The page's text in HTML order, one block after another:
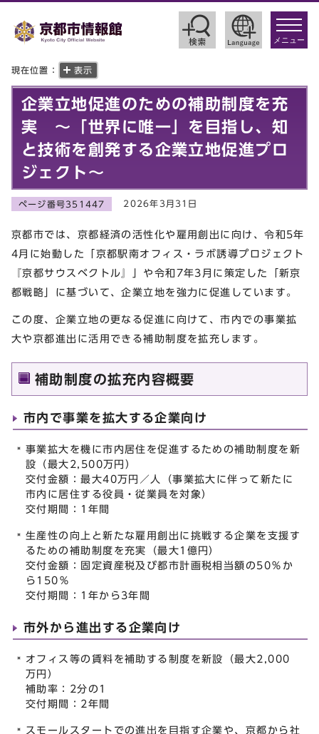
toggle
メニュー
現在位置： 表示
企業立地促進のための補助制度を充
実 ～「世界に唯一」を目指し、知
と技術を創発する企業立地促進プロ
ジェクト～
ページ番号351447 2026年3月31日
京都市では、京都経済の活性化や雇用創出に向け、令和5年
4月に始動した「京都駅南オフィス・ラボ誘導プロジェクト
『京都サウスベクトル』」や令和7年3月に策定した「新京
都戦略」に基づいて、企業立地を強力に促進しています。
この度、企業立地の更なる促進に向けて、市内での事業拡
大や京都進出に活用できる補助制度を拡充します。
補助制度の拡充内容概要
市内で事業を拡大する企業向け
事業拡大を機に市内居住を促進するための補助制度を新
設（最大2,500万円）
交付金額：最大40万円／人（事業拡大に伴って新たに
市内に居住する役員・従業員を対象）
交付期間：1年間
生産性の向上と新たな雇用創出に挑戦する企業を支援す
るための補助制度を充実（最大1億円）
交付金額：固定資産税及び都市計画税相当額の50％か
ら150％
交付期間：1年から3年間
市外から進出する企業向け
オフィス等の賃料を補助する制度を新設（最大2,000
万円）
補助率：2分の1
交付期間：2年間
スモールスタートでの進出を目指す企業や、京都から社